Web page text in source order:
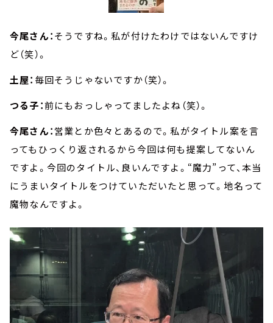
今尾さん：そうですね。私が付けたわけではないんですけ
ど（笑）。
土屋： 毎回そうじゃないですか（笑）。
つる子：前にもおっしゃってましたよね（笑）。
今尾さん：営業とか色々とあるので。私がタイトル案を言
ってもひっくり返されるから今回は何も提案してないん
ですよ。今回のタイトル、良いんですよ。“魔力”って、本当
にうまいタイトルをつけていただいたと思って。地名って
魔物なんですよ。